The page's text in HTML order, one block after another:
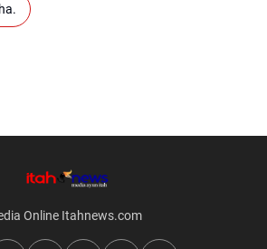
Online Itahnews.com